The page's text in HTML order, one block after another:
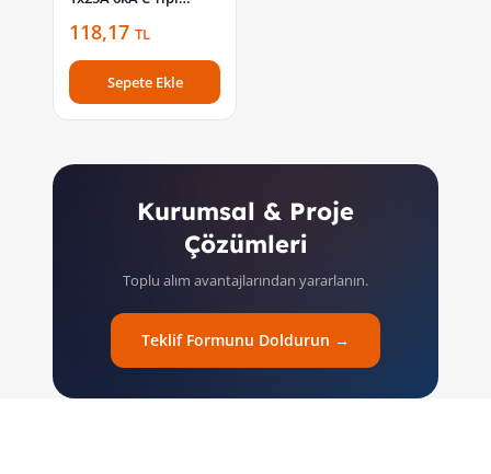
118,17 TL
Sepete Ekle
Kurumsal & Proje
Çözümleri
Toplu alım avantajlarından yararlanın.
Teklif Formunu Doldurun →